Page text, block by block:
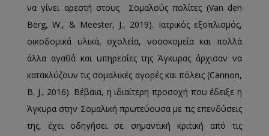
να γίνει αρεστή στους Σομαλούς πολίτες (Van den
Berg, W., & Meester, J., 2019). Ιατρικός εξοπλισμός,
οικοδομικά υλικά, σχολεία, νοσοκομεία και πολλά
άλλα αγαθά και υπηρεσίες της Άγκυρας άρχισαν να
κατακλύζουν τις σομαλικές αγορές και πόλεις (Cannon,
B. J., 2016). Βέβαια, η ιδιαίτερη προσοχή που έδειξε η
Άγκυρα στην Σομαλική πρωτεύουσα με τις επενδύσεις
της, έχει οδηγήσει σε σημαντική κριτική από τις